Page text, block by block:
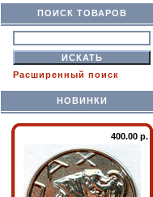
ПОИСК ТОВАРОВ
Расширенный поиск
НОВИНКИ
400.00 р.